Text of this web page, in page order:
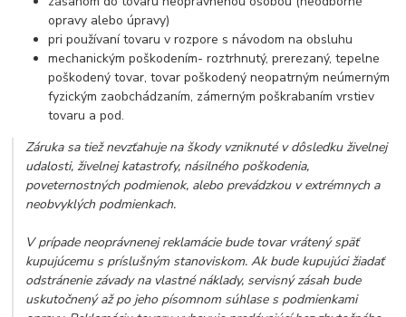
opravy alebo úpravy)
pri používaní tovaru v rozpore s návodom na obsluhu
mechanickým poškodením- roztrhnutý, prerezaný, tepelne
poškodený tovar, tovar poškodený neopatrným neúmerným
fyzickým zaobchádzaním, zámerným poškrabaním vrstiev
tovaru a pod.
Záruka sa tiež nevzťahuje na škody vzniknuté v dôsledku živelnej
udalosti, živelnej katastrofy, násilného poškodenia,
poveternostných podmienok, alebo prevádzkou v extrémnych a
neobvyklých podmienkach.
V prípade neoprávnenej reklamácie bude tovar vrátený späť
kupujúcemu s príslušným stanoviskom. Ak bude kupujúci žiadať
odstránenie závady na vlastné náklady, servisný zásah bude
uskutočnený až po jeho písomnom súhlase s podmienkami